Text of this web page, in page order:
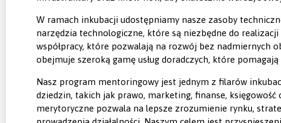
W ramach inkubacji udostępniamy nasze zasoby
narzędzia technologiczne, które są niezbędne do
współpracy, które pozwalają na rozwój bez nadmiernych
obejmuje szeroką gamę usług doradczych, które
Nasz program mentoringowy jest jednym z filarów
dziedzin, takich jak prawo, marketing, finanse,
merytoryczne pozwala na lepsze zrozumienie rynku,